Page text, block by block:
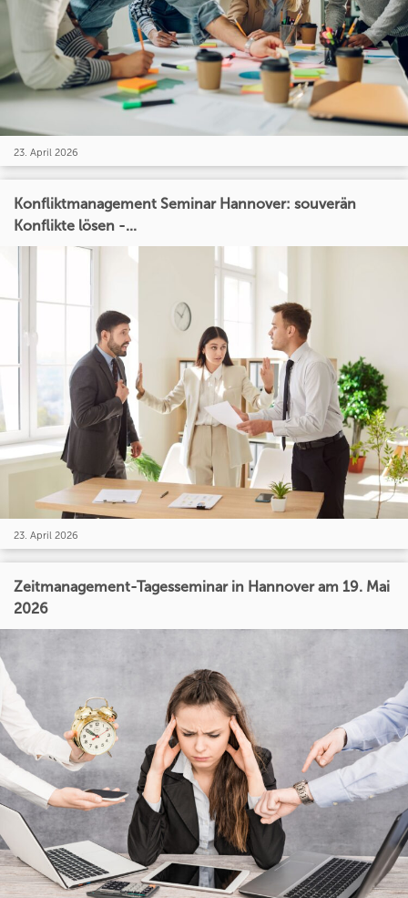
23. April 2026
Konfliktmanagement Seminar Hannover: souverän
Konflikte lösen -...
23. April 2026
Zeitmanagement-Tagesseminar in Hannover am 19. Mai
2026